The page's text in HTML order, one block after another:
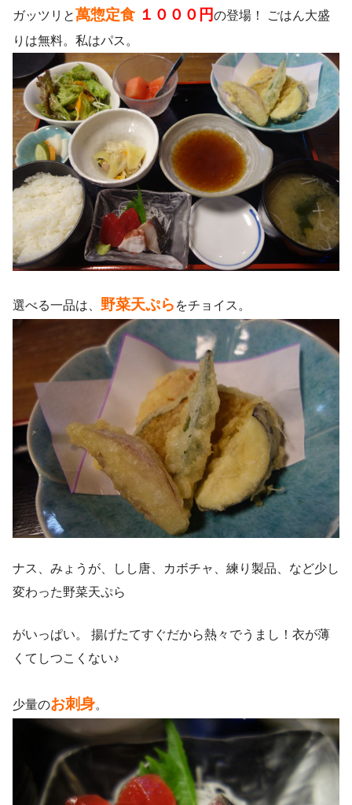
ガッツリと萬惣定食 １０００円の登場！ ごはん大盛
りは無料。私はパス。
選べる一品は、 野菜天ぷら をチョイス。
ナス、みょうが、しし唐、カボチャ、練り製品、など少し
変わった野菜天ぷら
がいっぱい。 揚げたてすぐだから熱々でうまし！衣が薄
くてしつこくない♪
少量のお刺身。